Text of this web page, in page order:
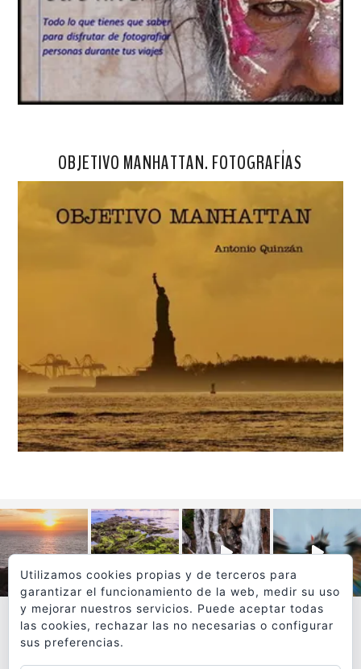
OBJETIVO MANHATTAN. FOTOGRAFÍAS
VER MÁS
Utilizamos cookies propias y de terceros para
garantizar el funcionamiento de la web, medir su uso
y mejorar nuestros servicios. Puede aceptar todas
las cookies, rechazar las no necesarias o configurar
sus preferencias.